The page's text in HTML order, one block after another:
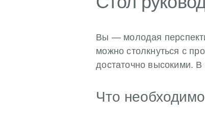
Вы — молодая
можно столкнуться с
достаточно высокими.
Что